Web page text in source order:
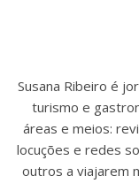
Susana Ribeiro é
turismo e
áreas e meios:
locuções e redes
outros a viajarem